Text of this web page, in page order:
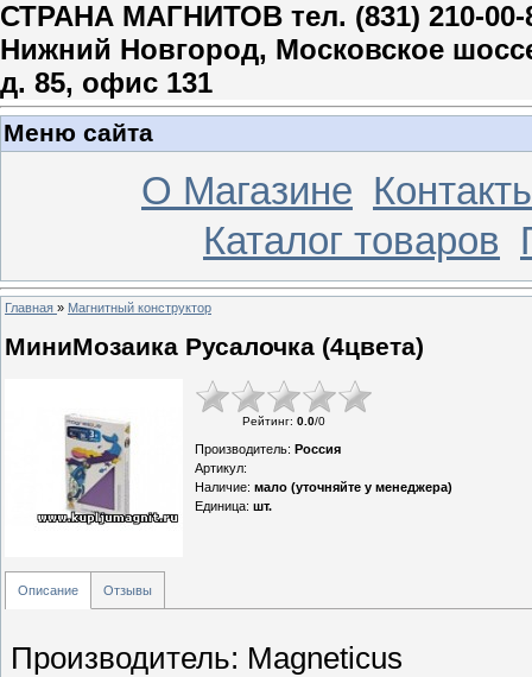
СТРАНА МАГНИТОВ тел. (831) 210-00-
Нижний Новгород, Московское
д. 85, офис 131
Меню сайта
О Магазине
Каталог товаров
Главная » Магнитный конструктор
МиниМозаика Русалочка (4цвета)
Рейтинг: 0.0/0
Производитель: Россия
Артикул:
Наличие: мало (уточняйте у менеджера)
Единица: шт.
Описание Отзывы
Производитель: Magneticus